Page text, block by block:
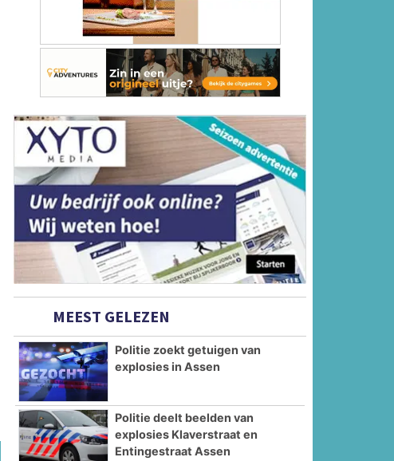
MEEST GELEZEN
Politie zoekt getuigen van
explosies in Assen
Politie deelt beelden van
explosies Klaverstraat en
Entingestraat Assen